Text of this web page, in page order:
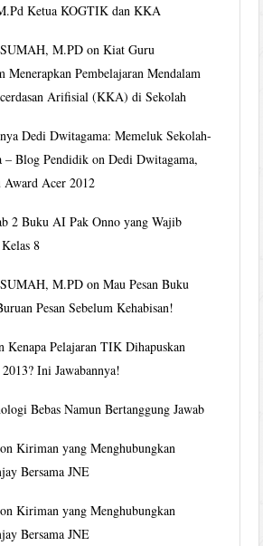
Ketua KOGTIK dan KKA
M.PD onKiat Guru
Menerapkan Pembelajaran Mendalam
Arifisial (KKA) di Sekolah
Dedi Dwitagama: Memeluk Sekolah-
– Blog Pendidik onDedi Dwitagama,
Award Acer 2012
2 Buku AI Pak Onno yang Wajib
8
M.PD onMau Pesan Buku
Pesan Sebelum Kehabisan!
Kenapa Pelajaran TIK Dihapuskan
Ini Jawabannya!
Bebas Namun Bertanggung Jawab
onKiriman yang Menghubungkan
Bersama JNE
onKiriman yang Menghubungkan
Bersama JNE